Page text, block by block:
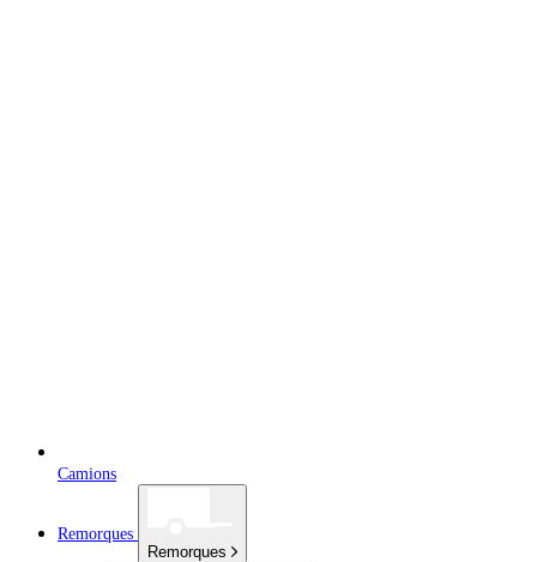
Camions
Remorques
Remorques